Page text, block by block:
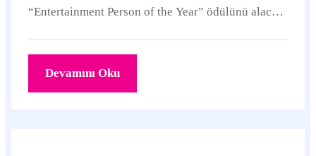
“Entertainment Person of the Year” ödülünü alacak.
Devamını Oku